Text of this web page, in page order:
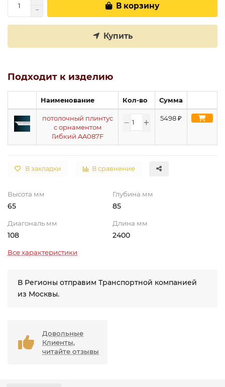
В корзину
Купить
Подходит к изделию
Наименование Кол-во Сумма
потолочный плинтус
с орнаментом
Гибкий AA087F
5498₽
В закладки В сравнение
Высота мм
65
Глубина мм
85
Диагональ мм
108
Длина мм
2400
Все характеристики
В Регионы отправим Транспортной компанией
из Москвы.
Довольные
Клиенты,
читайте отзывы